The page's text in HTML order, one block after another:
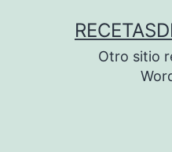
Otro sitio